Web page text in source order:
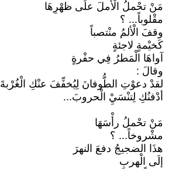
مَنْ تحْملُ الْأملَ علَى ظهْرِهَا
مقْلوباً... ؟
وقفَ الْألمُ منْتصباً
كَخيْمةٍ لاجئةٍ
آواهَا الْمَطرُ فِي حفْرةٍ
وقالَ :
لقدْ دعوْتِ الطُّوفانَ لِيُخفِّفَ عنْكِ الْغُرْبةَ
أدْفنُكِ لِتنْسَيِْ الْحروبَ...
مَنْ تحْملُ رأْسَهَا
مشْروخاً... ؟
هذَا الضجيجُ دفعَ النهرَ
إلَى الْهربِ